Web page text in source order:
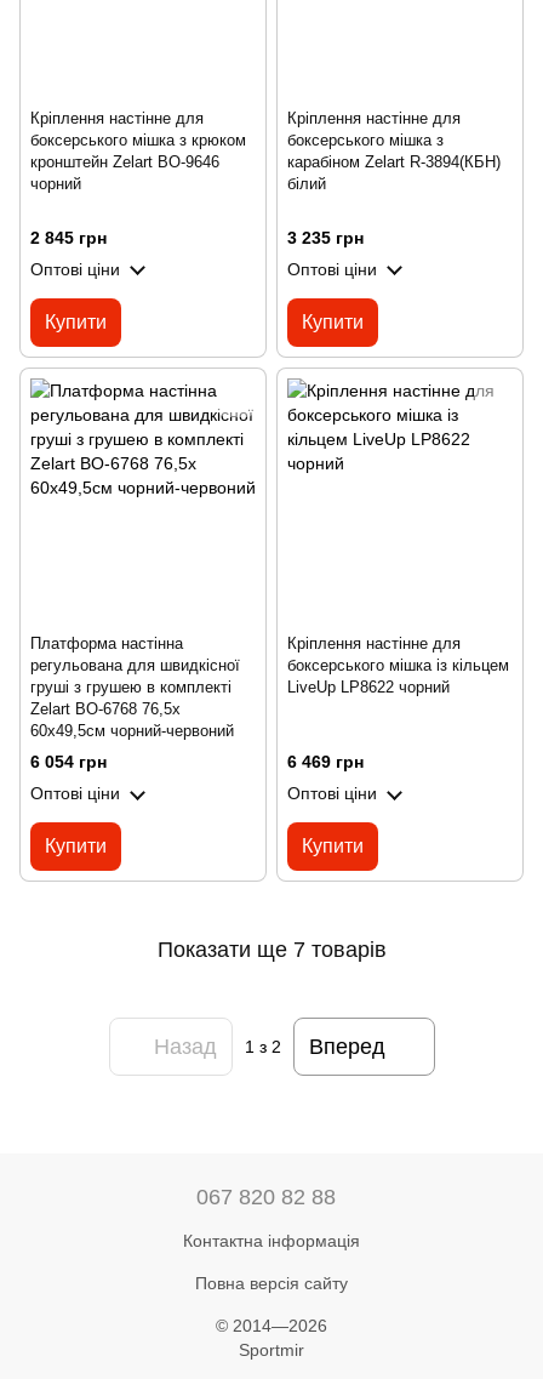
Кріплення настінне для
боксерського мішка з крюком
кронштейн Zelart BO-9646
чорний
2 845 грн
Оптові ціни
Купити
Кріплення настінне для
боксерського мішка з
карабіном Zelart R-3894(КБН)
білий
3 235 грн
Оптові ціни
Купити
Платформа настінна
регульована для швидкісної
груші з грушею в комплекті
Zelart BO-6768 76,5х
60х49,5см чорний-червоний
6 054 грн
Оптові ціни
Купити
Кріплення настінне для
боксерського мішка із кільцем
LiveUp LP8622 чорний
6 469 грн
Оптові ціни
Купити
Показати ще 7 товарів
Назад 1з 2 Вперед
067 820 82 88
Контактна інформація
Повна версія сайту
© 2014—2026
Sportmir